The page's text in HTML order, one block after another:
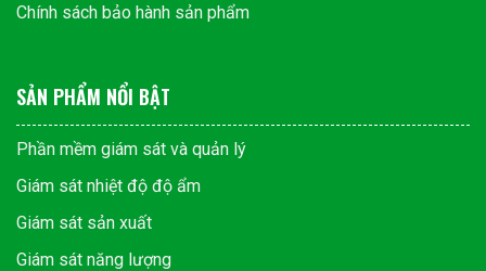
Chính sách bảo hành sản phẩm
SẢN PHẨM NỔI BẬT
Phần mềm giám sát và quản lý
Giám sát nhiệt độ độ ẩm
Giám sát sản xuất
Giám sát năng lượng